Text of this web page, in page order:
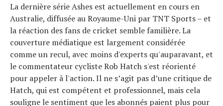
La dernière série Ashes est actuellement en cours en
Australie, diffusée au Royaume-Uni par TNT Sports – et
la réaction des fans de cricket semble familière. La
couverture médiatique est largement considérée
comme un recul, avec moins d'experts qu'auparavant, et
le commentateur cycliste Rob Hatch s'est réorienté
pour appeler à l'action. Il ne s’agit pas d’une critique de
Hatch, qui est compétent et professionnel, mais cela
souligne le sentiment que les abonnés paient plus pour